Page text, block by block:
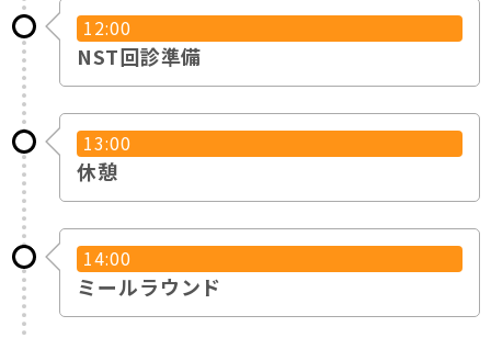
12:00
NST回診準備
13:00
休憩
14:00
ミールラウンド